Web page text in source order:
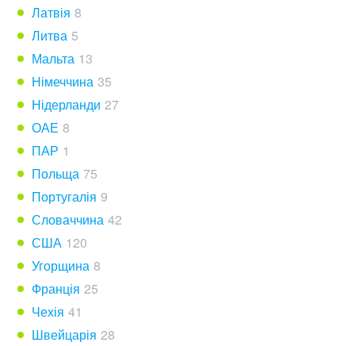
Латвія 8
Литва 5
Мальта 13
Німеччина 35
Нідерланди 27
ОАЕ 8
ПАР 1
Польща 75
Португалія 9
Словаччина 42
США 120
Угорщина 8
Франція 25
Чехія 41
Швейцарія 28